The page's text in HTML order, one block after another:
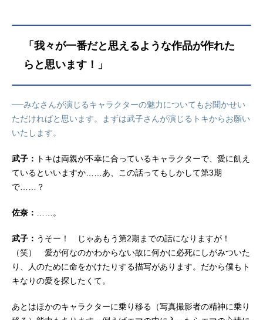
「我々が一番だと思えるような作品が作れた
らと思います！」
──みなさんが演じるキャラクターの魅力についてもお聞かせい
ただければと思います。まずは武子さんが演じるトキからお願い
いたします。
武子：
トキは両親が不幸に合っているキャラクターで、愛に飢え
ているといいますか……あ、この話ってもしかして第3期
で……？
佐奈： ……。
武子： うそー！ じゃあもう第2期までの話になりますが！
（笑） 愛が何なのかわからない故に何かに必死にしがみついた
り、人のために命をかけたりする描写があります。だから僕もト
キなりの愛を探したくて。
あとはほかのキャラクターに乗り移る（写真撮影者の精神に乗り